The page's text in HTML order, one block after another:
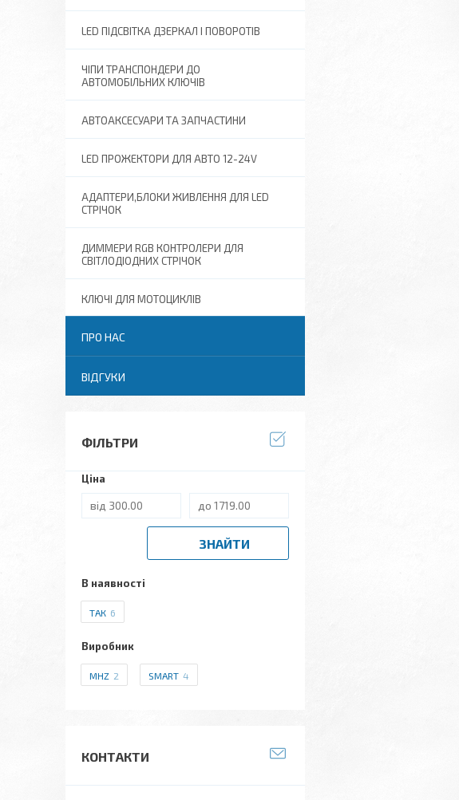
LED ПІДСВІТКА ДЗЕРКАЛ І ПОВОРОТІВ
ЧІПИ ТРАНСПОНДЕРИ ДО
АВТОМОБІЛЬНИХ КЛЮЧІВ
АВТОАКСЕСУАРИ ТА ЗАПЧАСТИНИ
LED ПРОЖЕКТОРИ ДЛЯ АВТО 12-24V
АДАПТЕРИ,БЛОКИ ЖИВЛЕННЯ ДЛЯ LED
СТРІЧОК
ДИММЕРИ RGB КОНТРОЛЕРИ ДЛЯ
СВІТЛОДІОДНИХ СТРІЧОК
КЛЮЧІ ДЛЯ МОТОЦИКЛІВ
ПРО НАС
ВІДГУКИ
ФІЛЬТРИ
Ціна
ЗНАЙТИ
В наявності
ТАК 6
Виробник
MHZ 2 SMART 4
КОНТАКТИ